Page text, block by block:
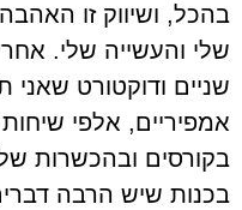
בהכל, ושיווק זו
שניים ודוקטורט
אמפיריים, אלפי
בקורסים ובהכשרות
בכנות שיש הרבה